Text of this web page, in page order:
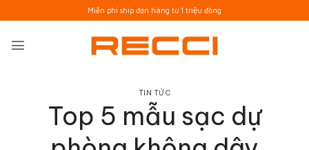
qua
nội
Miễn phí ship đơn hàng từ 1 triệu đồng
TIN TỨC
Top 5 mẫu sạc dự